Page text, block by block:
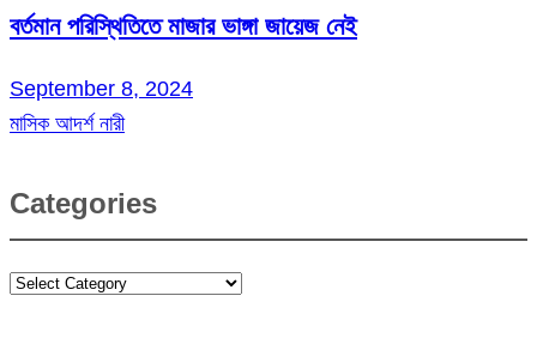
বর্তমান পরিস্থিতিতে মাজার ভাঙ্গা জায়েজ নেই
September 8, 2024
মাসিক আদর্শ নারী
Categories
Categories